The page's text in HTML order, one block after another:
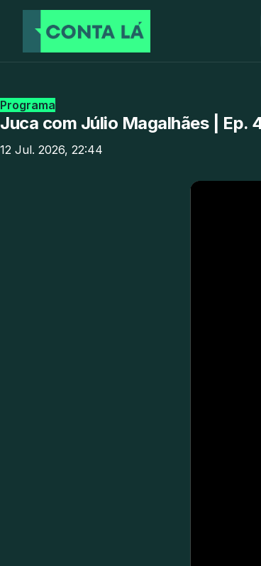
Programa
Juca com Júlio Magalhães | Ep.
12 Jul. 2026, 22:44